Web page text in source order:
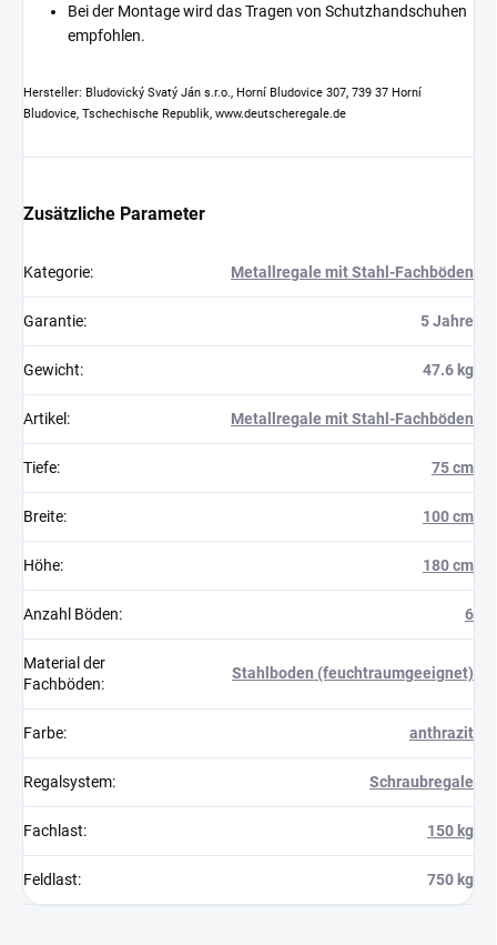
Bei der Montage wird das Tragen von Schutzhandschuhen
empfohlen.
Hersteller: Bludovický Svatý Ján s.r.o., Horní Bludovice 307, 739 37 Horní
Bludovice, Tschechische Republik, www.deutscheregale.de
Zusätzliche Parameter
Kategorie: Metallregale mit Stahl-Fachböden
Garantie: 5 Jahre
Gewicht: 47.6 kg
Artikel : Metallregale mit Stahl-Fachböden
Tiefe: 75 cm
Breite: 100 cm
Höhe: 180 cm
Anzahl Böden: 6
Material der
Fachböden:
Stahlboden (feuchtraumgeeignet)
Farbe: anthrazit
Regalsystem: Schraubregale
Fachlast: 150 kg
Feldlast: 750 kg